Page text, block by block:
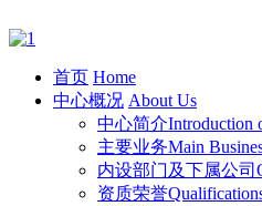
首页 Home
中心概况 About Us
中心简介Introduction
主要业务Main
内设部门及下属公司
资质荣誉